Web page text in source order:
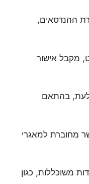
ההנדסאים,
מקבל אישור
לעת, בהתאם
מחוברת למאגרי
משוכללות, כגון